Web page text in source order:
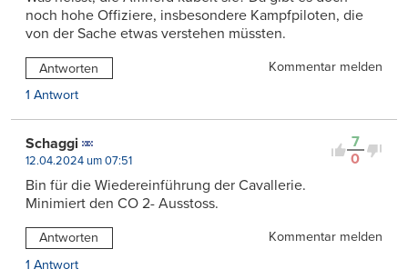
noch hohe Offiziere, insbesondere Kampfpiloten, die
von der Sache etwas verstehen müssten.
Antworten
Kommentar melden
1 Antwort
7
0
Schaggi
12.04.2024 um 07:51
Bin für die Wiedereinführung der Cavallerie.
Minimiert den CO 2- Ausstoss.
Antworten
Kommentar melden
1 Antwort